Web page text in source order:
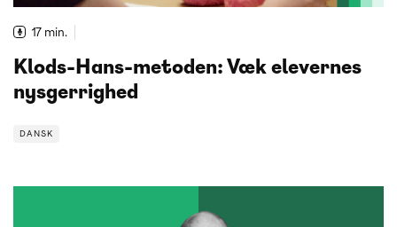
17 min.
Klods-Hans-metoden: Væk elevernes
nysgerrighed
DANSK